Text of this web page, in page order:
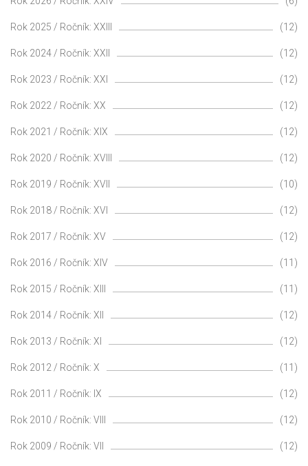
Rok 2025 / Ročník: XXIII (12)
Rok 2024 / Ročník: XXII (12)
Rok 2023 / Ročník: XXI (12)
Rok 2022 / Ročník: XX (12)
Rok 2021 / Ročník: XIX (12)
Rok 2020 / Ročník: XVIII (12)
Rok 2019 / Ročník: XVII (10)
Rok 2018 / Ročník: XVI (12)
Rok 2017 / Ročník: XV (12)
Rok 2016 / Ročník: XIV (11)
Rok 2015 / Ročník: XIII (11)
Rok 2014 / Ročník: XII (12)
Rok 2013 / Ročník: XI (12)
Rok 2012 / Ročník: X (11)
Rok 2011 / Ročník: IX (12)
Rok 2010 / Ročník: VIII (12)
Rok 2009 / Ročník: VII (12)